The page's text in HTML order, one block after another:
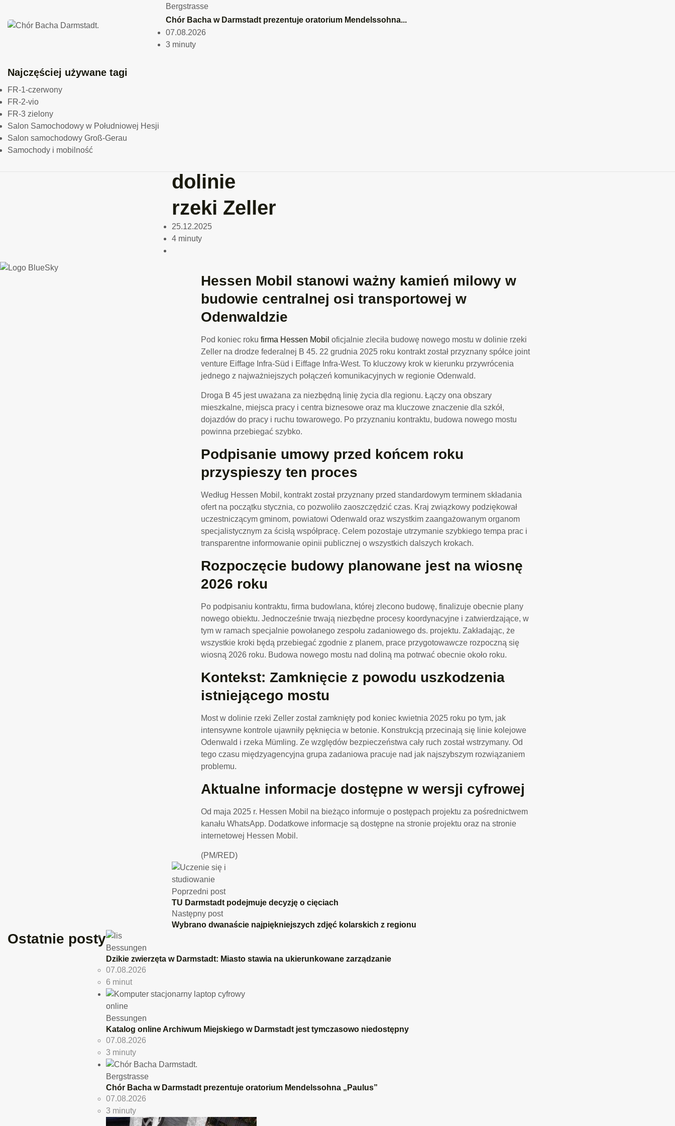
Bergstrasse
Chór Bacha w Darmstadt prezentuje oratorium Mendelssohna...
07.08.2026
3 minuty
Najczęściej używane tagi
FR-1-czerwony
FR-2-vio
FR-3 zielony
Salon Samochodowy w Południowej Hesji
Salon samochodowy Groß-Gerau
Samochody i mobilność
Bad
König/Zell:
dolinie
rzeki Zeller
25.12.2025
4 minuty
Hessen Mobil stanowi ważny kamień milowy w
budowie centralnej osi transportowej w
Odenwaldzie
Pod koniec roku firma Hessen Mobil oficjalnie zleciła budowę nowego mostu w dolinie rzeki
Zeller na drodze federalnej B 45. 22 grudnia 2025 roku kontrakt został przyznany spółce joint
venture Eiffage Infra-Süd i Eiffage Infra-West. To kluczowy krok w kierunku przywrócenia
jednego z najważniejszych połączeń komunikacyjnych w regionie Odenwald.
Droga B 45 jest uważana za niezbędną linię życia dla regionu. Łączy ona obszary
mieszkalne, miejsca pracy i centra biznesowe oraz ma kluczowe znaczenie dla szkół,
dojazdów do pracy i ruchu towarowego. Po przyznaniu kontraktu, budowa nowego mostu
powinna przebiegać szybko.
Podpisanie umowy przed końcem roku
przyspieszy ten proces
Według Hessen Mobil, kontrakt został przyznany przed standardowym terminem składania
ofert na początku stycznia, co pozwoliło zaoszczędzić czas. Kraj związkowy podziękował
uczestniczącym gminom, powiatowi Odenwald oraz wszystkim zaangażowanym organom
specjalistycznym za ścisłą współpracę. Celem pozostaje utrzymanie szybkiego tempa prac i
transparentne informowanie opinii publicznej o wszystkich dalszych krokach.
Rozpoczęcie budowy planowane jest na wiosnę
2026 roku
Po podpisaniu kontraktu, firma budowlana, której zlecono budowę, finalizuje obecnie plany
nowego obiektu. Jednocześnie trwają niezbędne procesy koordynacyjne i zatwierdzające, w
tym w ramach specjalnie powołanego zespołu zadaniowego ds. projektu. Zakładając, że
wszystkie kroki będą przebiegać zgodnie z planem, prace przygotowawcze rozpoczną się
wiosną 2026 roku. Budowa nowego mostu nad doliną ma potrwać obecnie około roku.
Kontekst: Zamknięcie z powodu uszkodzenia
istniejącego mostu
Most w dolinie rzeki Zeller został zamknięty pod koniec kwietnia 2025 roku po tym, jak
intensywne kontrole ujawniły pęknięcia w betonie. Konstrukcją przecinają się linie kolejowe
Odenwald i rzeka Mümling. Ze względów bezpieczeństwa cały ruch został wstrzymany. Od
tego czasu międzyagencyjna grupa zadaniowa pracuje nad jak najszybszym rozwiązaniem
problemu.
Aktualne informacje dostępne w wersji cyfrowej
Od maja 2025 r. Hessen Mobil na bieżąco informuje o postępach projektu za pośrednictwem
kanału WhatsApp. Dodatkowe informacje są dostępne na stronie projektu oraz na stronie
internetowej Hessen Mobil.
(PM/RED)
Poprzedni post
TU Darmstadt podejmuje decyzję o cięciach
Następny post
Wybrano dwanaście najpiękniejszych zdjęć kolarskich z regionu
Ostatnie posty
Bessungen
Dzikie zwierzęta w Darmstadt: Miasto stawia na ukierunkowane zarządzanie
07.08.2026
6 minut
Bessungen
Katalog online Archiwum Miejskiego w Darmstadt jest tymczasowo niedostępny
07.08.2026
3 minuty
Bergstrasse
Chór Bacha w Darmstadt prezentuje oratorium Mendelssohna „Paulus”
07.08.2026
3 minuty